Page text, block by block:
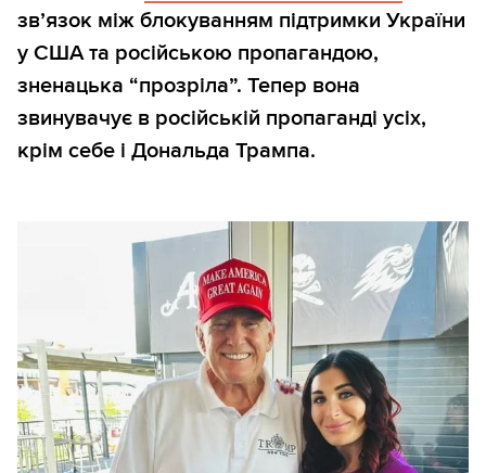
звʼязок між блокуванням підтримки України
у США та російською пропагандою,
зненацька “прозріла”. Тепер вона
звинувачує в російській пропаганді усіх,
крім себе і Дональда Трампа.